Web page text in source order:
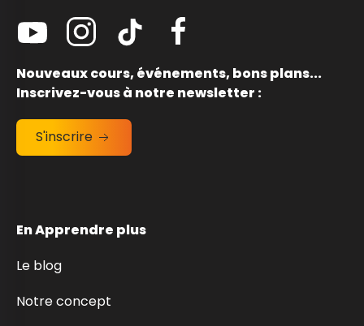
Nouveaux cours, événements, bons plans...
Inscrivez-vous à notre newsletter :
S'inscrire
En Apprendre plus
Le blog
Notre concept